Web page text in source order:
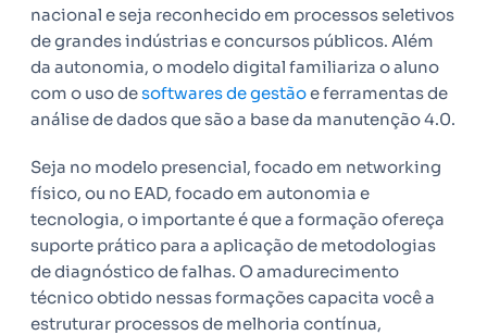
nacional e seja reconhecido em processos seletivos
de grandes indústrias e concursos públicos. Além
da autonomia, o modelo digital familiariza o aluno
com o uso desoftwares de gestãoe ferramentas de
análise de dados que são a base da manutenção 4.0.
Seja no modelo presencial, focado em networking
físico, ou no EAD, focado em autonomia e
tecnologia, o importante é que a formação ofereça
suporte prático para a aplicação de metodologias
de diagnóstico de falhas. O amadurecimento
técnico obtido nessas formações capacita você a
estruturar processos de melhoria contínua,